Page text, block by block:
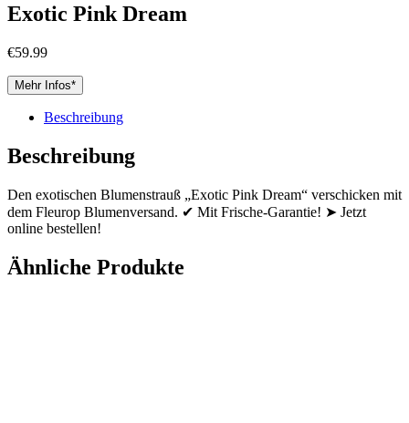
Exotic Pink Dream
€59.99
Mehr Infos*
Beschreibung
Beschreibung
Den exotischen Blumenstrauß „Exotic Pink Dream“ verschicken mit
dem Fleurop Blumenversand. ✔ Mit Frische-Garantie! ➤ Jetzt
online bestellen!
Ähnliche Produkte